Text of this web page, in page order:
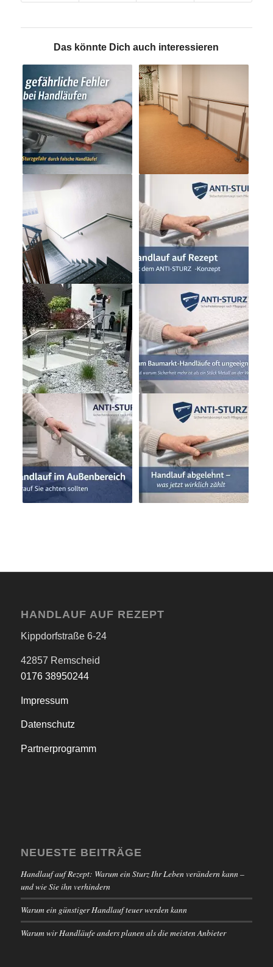
Das könnte Dich auch interessieren
HANDLAUF AUF REZEPT
Kippdorfstraße 6-24
42857 Remscheid
0176 38950244
Impressum
Datenschutz
Partnerprogramm
NEUESTE BEITRÄGE
Handlauf auf Rezept: Warum ein Sturz Ihr Leben verändern kann –
und wie Sie ihn verhindern
Warum ein günstiger Handlauf teuer werden kann
Warum wir Handläufe anders planen als die meisten Anbieter